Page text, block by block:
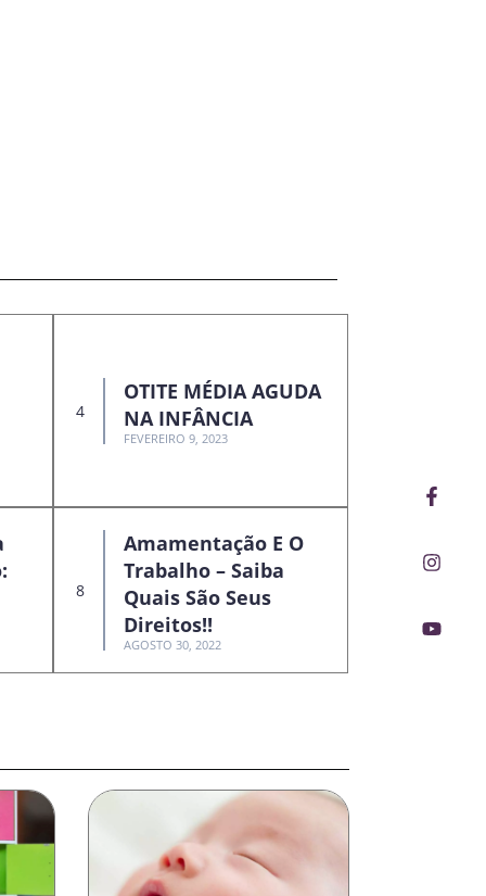
f
OTITE MÉDIA AGUDA
NA INFÂNCIA
FEVEREIRO 9, 2023
Amamentação E O
Trabalho – Saiba
Quais São Seus
Direitos!!
AGOSTO 30, 2022